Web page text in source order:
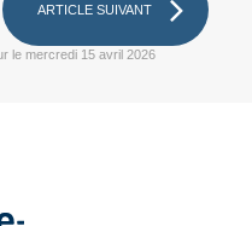
ARTICLE SUIVANT
le mercredi 15 avril 2026